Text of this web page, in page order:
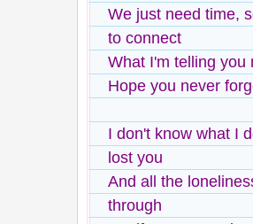
We just need time,
to connect
What I'm telling you
Hope you never
I don't know what I
lost you
And all the
through